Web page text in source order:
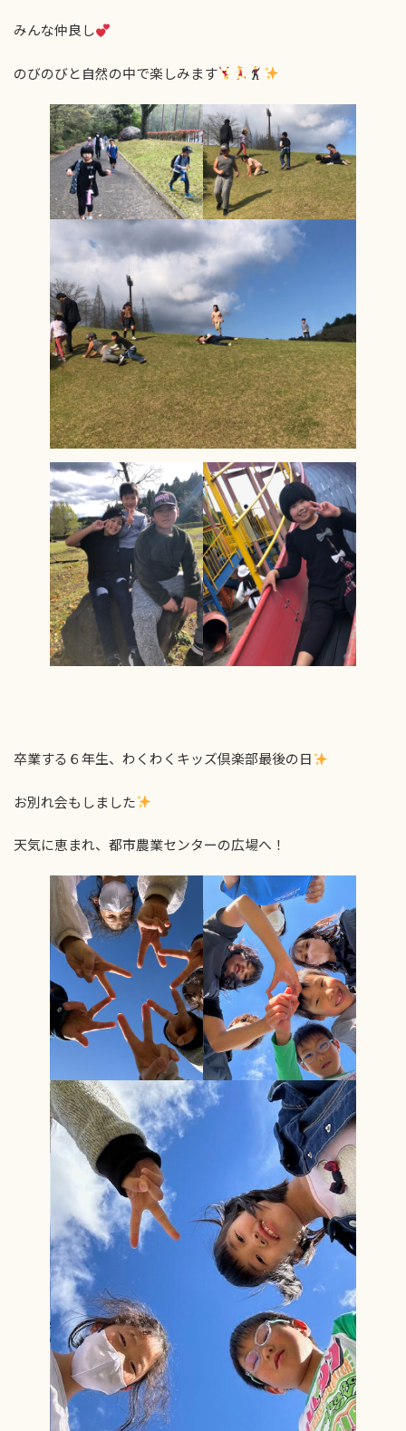
みんな仲良し
のびのびと自然の中で楽しみます
卒業する６年生、わくわくキッズ倶楽部最後の日
お別れ会もしました
天気に恵まれ、都市農業センターの広場へ！